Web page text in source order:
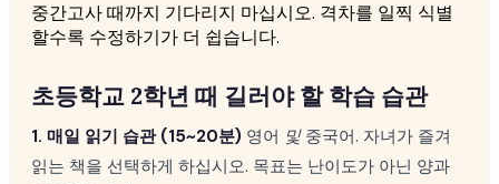
중간고사 때까지 기다리지 마십시오. 격차를 일찍 식별
할수록 수정하기가 더 쉽습니다.
초등학교 2학년 때 길러야 할 학습 습관
1. 매일 읽기 습관 (15~20분) 영어 및중국어. 자녀가 즐겨
읽는 책을 선택하게 하십시오. 목표는 난이도가 아닌 양과